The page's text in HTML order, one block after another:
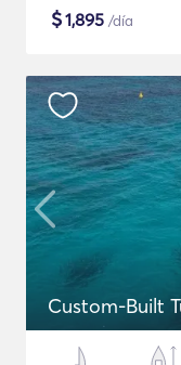
$1,895 /día
Custom-Built